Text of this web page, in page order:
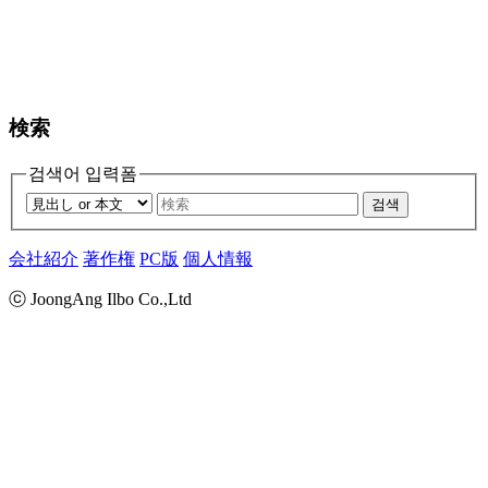
検索
검색어 입력폼
검색
会社紹介 著作権 PC版 個人情報
ⓒ JoongAng Ilbo Co.,Ltd